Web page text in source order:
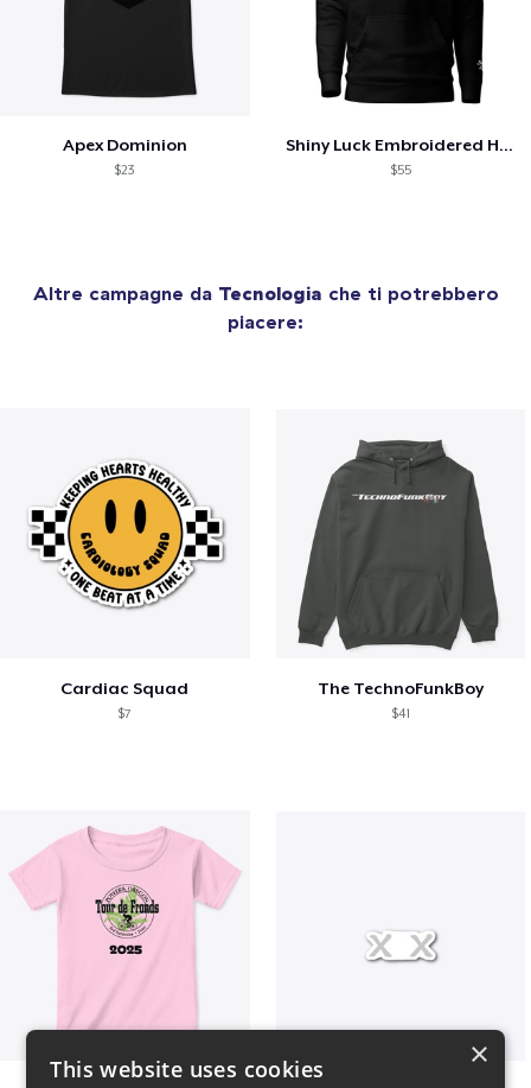
Apex Dominion
$23
Shiny Luck Embroidered Hoodie
$55
Altre campagne da Tecnologia che ti potrebbero
piacere:
Cardiac Squad
$7
The TechnoFunkBoy
$41
×
This website uses cookies